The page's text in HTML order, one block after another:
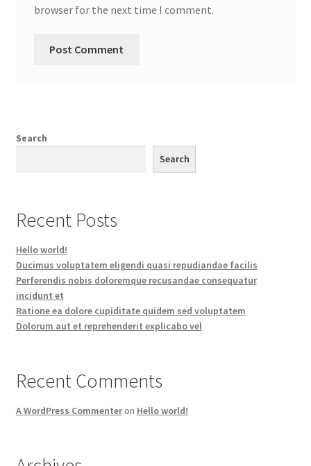
browser for the next time I comment.
Search
Search
Recent Posts
Hello world!
Ducimus voluptatem eligendi quasi repudiandae facilis
Perferendis nobis doloremque recusandae consequatur
incidunt et
Ratione ea dolore cupiditate quidem sed voluptatem
Dolorum aut et reprehenderit explicabo vel
Recent Comments
A WordPress Commenteron Hello world!